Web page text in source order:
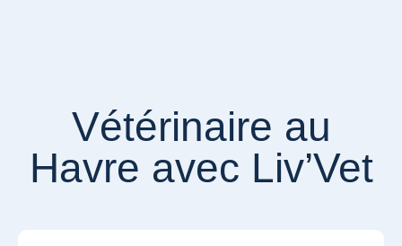
Vétérinaire au
Havre avec Liv’Vet